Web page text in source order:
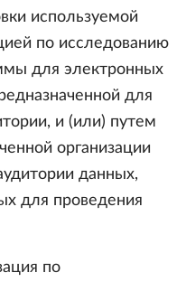
используемой
по исследованию
для электронных
для
и (или) путем
организации
данных,
для проведения
по